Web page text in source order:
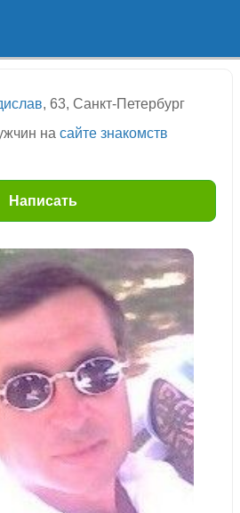
, 63, Санкт-Петербург
на сайте знакомств
Написать